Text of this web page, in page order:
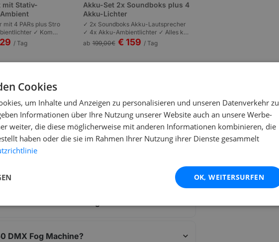
mit Stativ-
4 PARs plus Stro
✓ Kompl
| Plug-and-Play | P
100 Personen.
/ Tag
Akku-Set 2x Soundboks plus 4
Akku-Lichter
✓ 2x Soundboks Akku-Lautsprecher
✓ 4x Akku-Ambientlichter ✓ Alles kab
ellos | Komplett akkubetrieben | Garte
nfeste und Outdoor bis 80 Personen.
ab 199,00€ € 159 / Tag
AF-150 DMX Fog Machine?
DMX Fog Machine?
Cookies
um Inhalte und Anzeigen zu personalisieren und unseren Datenverkehr zu
Informationen über Ihre Nutzung unserer Website auch an unsere Werbe-
weiter, die diese möglicherweise mit anderen Informationen kombinieren, die
haben oder die sie im Rahmen Ihrer Nutzung ihrer Dienste gesammelt
OK, WEITERSURFEN